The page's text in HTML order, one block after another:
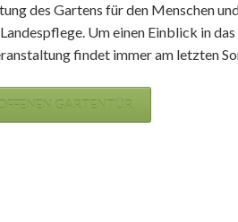
des Gartens für den Menschen
Um einen Einblick in
findet immer am letzten
GARTENTÜR